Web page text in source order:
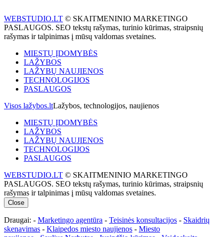
WEBSTUDIO.LT © SKAITMENINIO MARKETINGO
PASLAUGOS. SEO tekstų rašymas, turinio kūrimas, straipsnių
rašymas ir talpinimas į mūsų valdomas svetaines.
MIESTŲ ĮDOMYBĖS
LAŽYBOS
LAŽYBŲ NAUJIENOS
TECHNOLOGIJOS
PASLAUGOS
Visos lažybos.ltLažybos, technologijos, naujienos
MIESTŲ ĮDOMYBĖS
LAŽYBOS
LAŽYBŲ NAUJIENOS
TECHNOLOGIJOS
PASLAUGOS
WEBSTUDIO.LT © SKAITMENINIO MARKETINGO
PASLAUGOS. SEO tekstų rašymas, turinio kūrimas, straipsnių
rašymas ir talpinimas į mūsų valdomas svetaines.
Close
Draugai: - Marketingo agentūra - Teisinės konsultacijos - Skaidrių
skenavimas - Klaipedos miesto naujienos - Miesto